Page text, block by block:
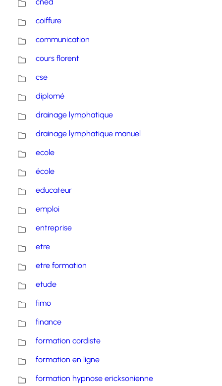
coiffure
communication
cours florent
cse
diplomé
drainage lymphatique
drainage lymphatique manuel
ecole
école
educateur
emploi
entreprise
etre
etre formation
etude
fimo
finance
formation cordiste
formation en ligne
formation hypnose ericksonienne